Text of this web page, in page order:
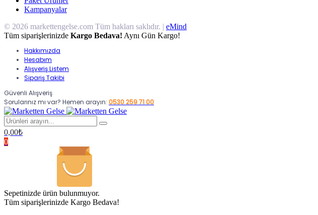
Kampanyalar
© 2026 markettengelse.com Tüm hakları saklıdır. | eMind
Tüm siparişlerinizde Kargo Bedava! Aynı Gün Kargo!
Hakkımızda
Hesabım
Alışveriş Listem
Sipariş Takibi
Güvenli Alışveriş
Sorularınız mı var? Hemen arayın: 0530 259 71 00
0,00₺
0
Sepetinizde ürün bulunmuyor.
Tüm siparişlerinizde Kargo Bedava!